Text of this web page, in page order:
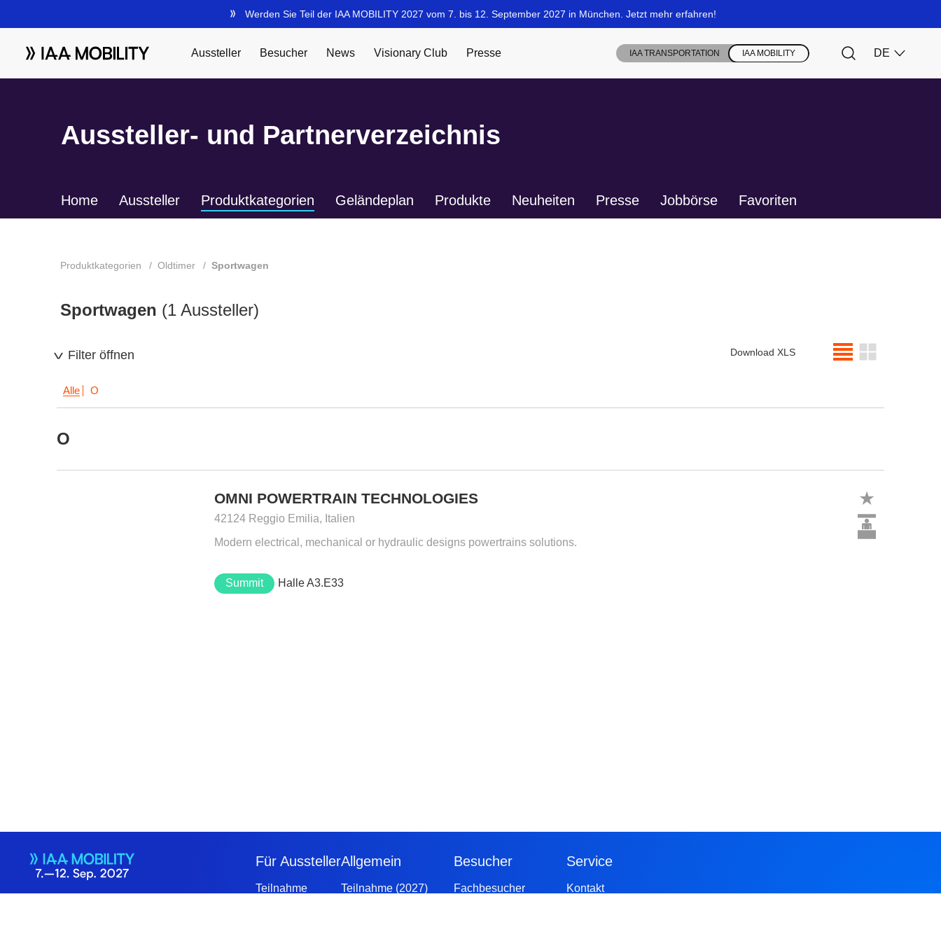
Aussteller- und Partnerverzeichnis
Home Aussteller Produktkategorien Geländeplan Produkte Neuheiten Presse Jobbörse Favoriten
Produktkategorien Oldtimer Sportwagen
Sportwagen (1 Aussteller)
Filter öffnen Download XLS
Alle O
O
OMNI POWERTRAIN TECHNOLOGIES
42124 Reggio Emilia, Italien
Modern electrical, mechanical or hydraulic designs powertrains solutions.
Summit Halle A3.E33